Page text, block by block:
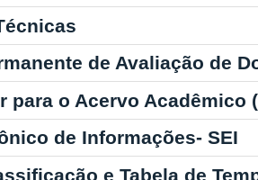
de Avaliação de
para o Acervo Acadêmico
de Informações- SEI
e Tabela de